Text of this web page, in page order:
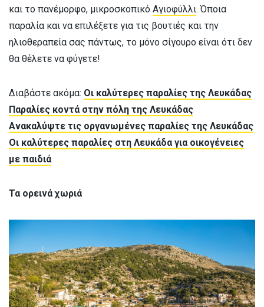
και το πανέμορφο, μικροσκοπικό Αγιοφύλλι. Όποια
παραλία και να επιλέξετε για τις βουτιές και την
ηλιοθεραπεία σας πάντως, το μόνο σίγουρο είναι ότι δεν
θα θέλετε να φύγετε!
Διαβάστε ακόμα: Οι καλύτερες παραλίες της Λευκάδας
Παραλίες κοντά στην πόλη της Λευκάδας
Ανακαλύψτε τις οργανωμένες παραλίες της Λευκάδας
Οι καλύτερες παραλίες στη Λευκάδα για οικογένειες
με παιδιά
Τα ορεινά χωριά